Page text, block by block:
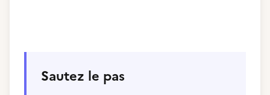
Sautez le pas